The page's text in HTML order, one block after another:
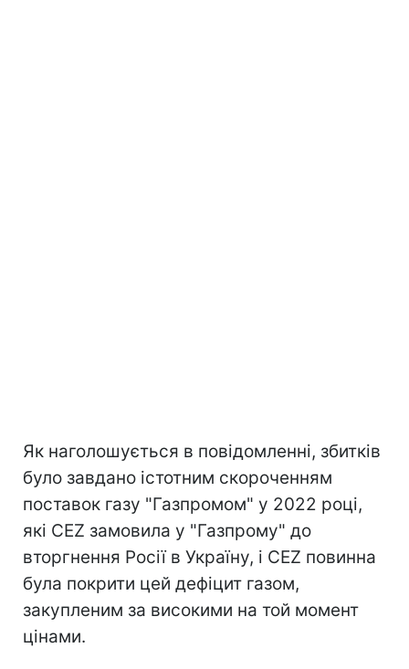
Як наголошується в повідомленні, збитків
було завдано істотним скороченням
поставок газу "Газпромом" у 2022 році,
які CEZ замовила у "Газпрому" до
вторгнення Росії в Україну, і CEZ повинна
була покрити цей дефіцит газом,
закупленим за високими на той момент
цінами.